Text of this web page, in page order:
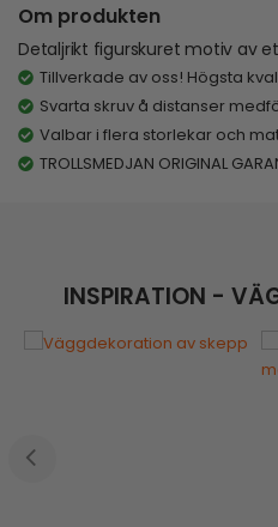
Om produkten
Detaljrikt figurskuret motiv av
Tillverkade av oss! Högsta
Svarta skruv å distanser
Valbar i flera storlekar och
TROLLSMEDJAN ORIGINAL
INSPIRATION -